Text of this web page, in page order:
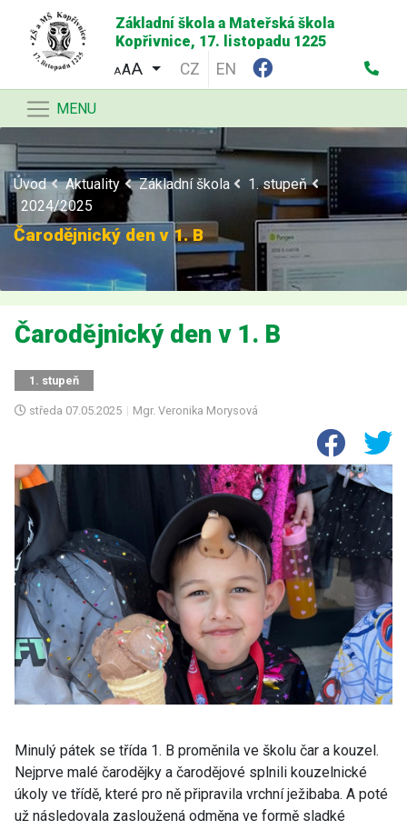
Základní škola a Mateřská škola
Kopřivnice, 17. listopadu 1225
AA CZ EN
MENU
Úvod Aktuality Základní škola
1. stupeň
2024/2025
Čarodějnický den v 1. B
Čarodějnický den v 1. B
1. stupeň
středa 07.05.2025 | Mgr. Veronika Morysová
Minulý pátek se třída 1. B proměnila ve školu čar a kouzel.
Nejprve malé čarodějky a čarodějové splnili kouzelnické
úkoly ve třídě, které pro ně připravila vrchní ježibaba. A poté
už následovala zasloužená odměna ve formě sladké